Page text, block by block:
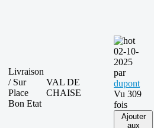
Livraison
/ Sur
Place
Bon Etat
VAL DE
CHAISE
02-10-
2025
par
dupont
Vu 309
fois
Ajouter
aux